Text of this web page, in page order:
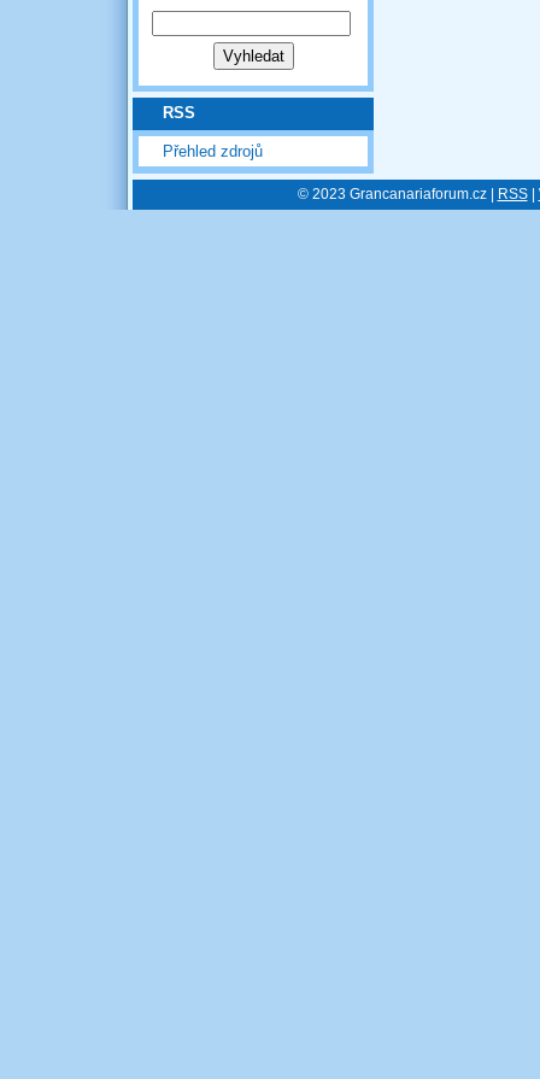
RSS
Přehled zdrojů
© 2023 Grancanariaforum.cz | RSS|